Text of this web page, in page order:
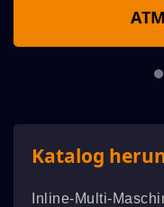
Katalog
Inline-Multi-